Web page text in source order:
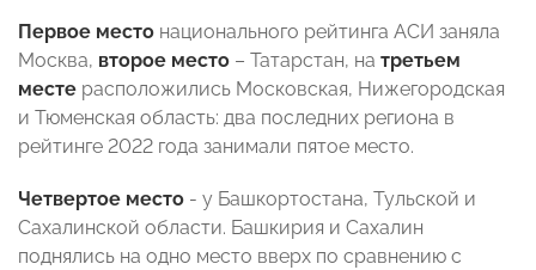
Первое место национального рейтинга АСИ заняла
Москва, второе место – Татарстан, на третьем
месте расположились Московская, Нижегородская
и Тюменская область: два последних региона в
рейтинге 2022 года занимали пятое место.
Четвертое место - у Башкортостана, Тульской и
Сахалинской области. Башкирия и Сахалин
поднялись на одно место вверх по сравнению с